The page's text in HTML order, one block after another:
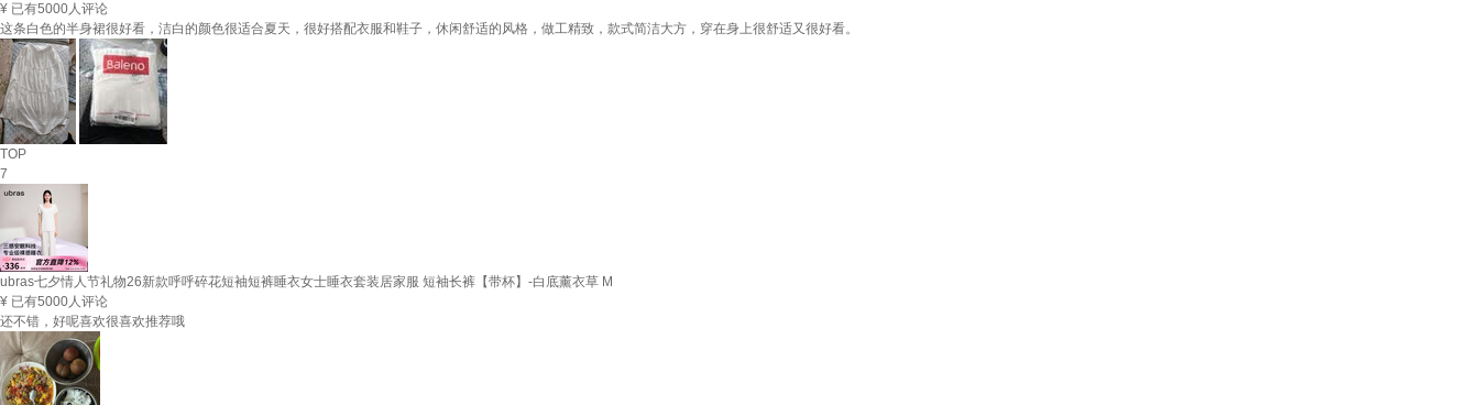
¥ 已有5000人评论
这条白色的半身裙很好看，洁白的颜色很适合夏天，很好搭配衣服和鞋子，休闲舒适的风格，做工精致，款式简洁大方，穿在身上很舒适又很好看。
TOP
7
ubras七夕情人节礼物26新款呼呼碎花短袖短裤睡衣女士睡衣套装居家服 短袖长裤【带杯】-白底薰衣草 M
¥ 已有5000人评论
还不错，好呢喜欢很喜欢推荐哦